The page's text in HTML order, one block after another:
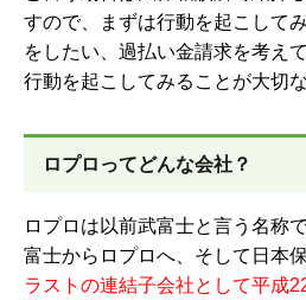
すので、まずは行動を起こして
をしたい、過払い金請求を考え
行動を起こしてみることが大切な
ロプロってどんな会社？
ロプロは以前武富士と言う名称
富士からロプロへ、そして日本
ラストの連結子会社として平成